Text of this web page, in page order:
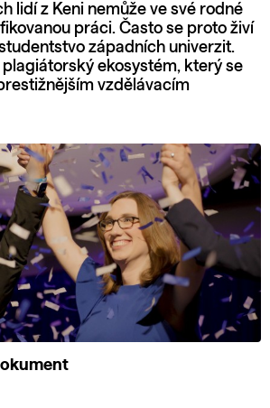
lidí z Keni nemůže ve své rodné
práci. Často se proto živí
západních univerzit.
ekosystém, který se
vzdělávacím